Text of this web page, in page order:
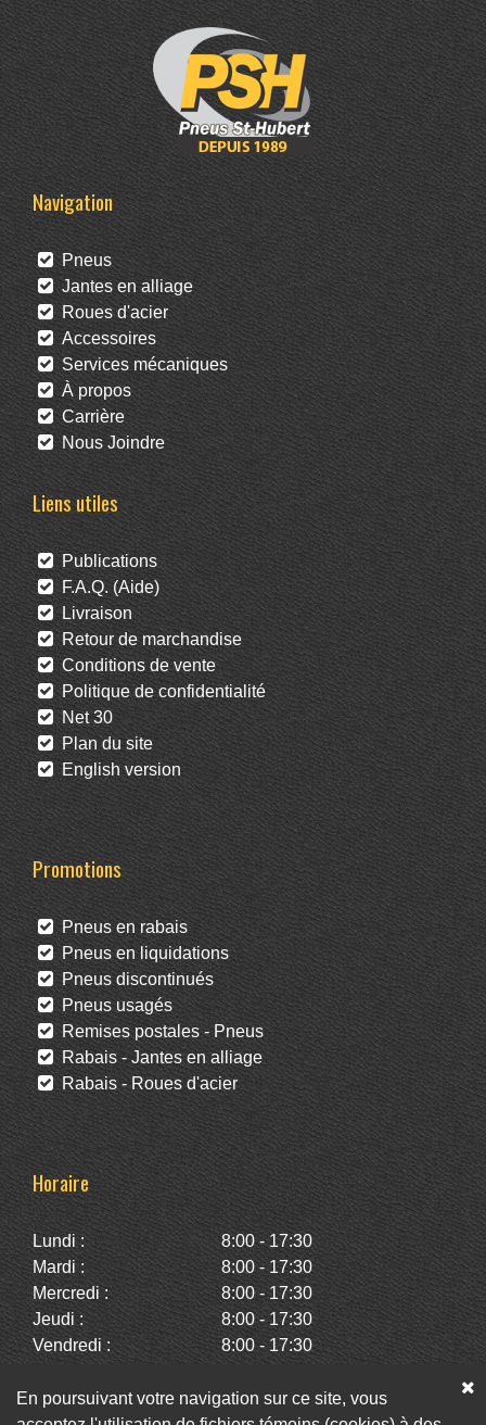
Navigation
Pneus
Jantes en alliage
Roues d'acier
Accessoires
Services mécaniques
À propos
Carrière
Nous Joindre
Liens utiles
Publications
F.A.Q. (Aide)
Livraison
Retour de marchandise
Conditions de vente
Politique de confidentialité
Net 30
Plan du site
English version
Promotions
Pneus en rabais
Pneus en liquidations
Pneus discontinués
Pneus usagés
Remises postales - Pneus
Rabais - Jantes en alliage
Rabais - Roues d'acier
Horaire
Lundi :
8:00 - 17:30
Mardi :
8:00 - 17:30
Mercredi :
8:00 - 17:30
Jeudi :
8:00 - 17:30
Vendredi :
8:00 - 17:30
Dimanche :
Fermé
En poursuivant votre navigation sur ce site, vous